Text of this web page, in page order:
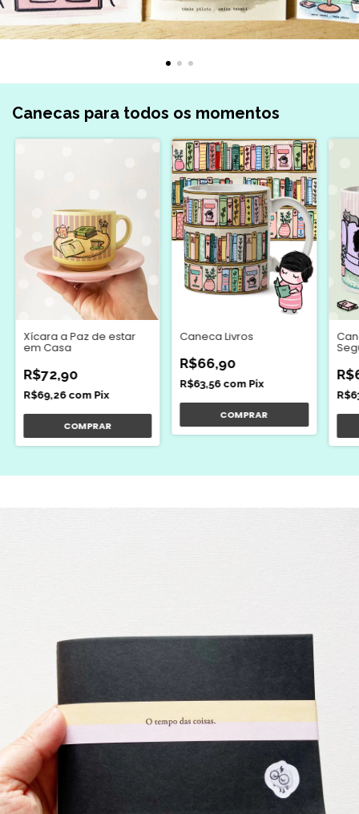
Canecas para todos os momentos
Xícara a Paz de estar
em Casa
R$72,90
R$69,26 com Pix
Caneca Livros
R$66,90
R$63,56 com Pix